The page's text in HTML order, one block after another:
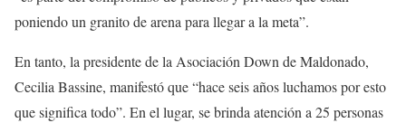
poniendo un granito de arena para llegar a la meta”.
En tanto, la presidente de la Asociación Down de Maldonado,
Cecilia Bassine, manifestó que “hace seis años luchamos por esto
que significa todo”. En el lugar, se brinda atención a 25 personas